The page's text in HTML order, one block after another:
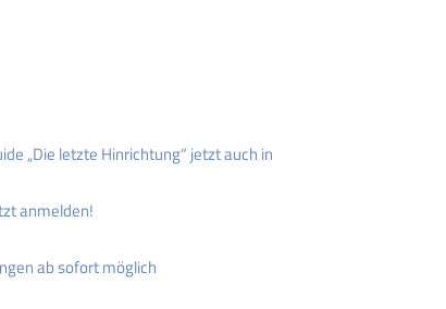
„Die letzte Hinrichtung“ jetzt auch in
anmelden!
ab sofort möglich